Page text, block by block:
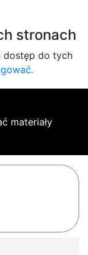
stronach
dostęp do tych
materiały